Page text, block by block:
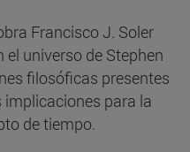
Francisco J. Soler
el universo de Stephen
filosóficas presentes
implicaciones para la
de tiempo.